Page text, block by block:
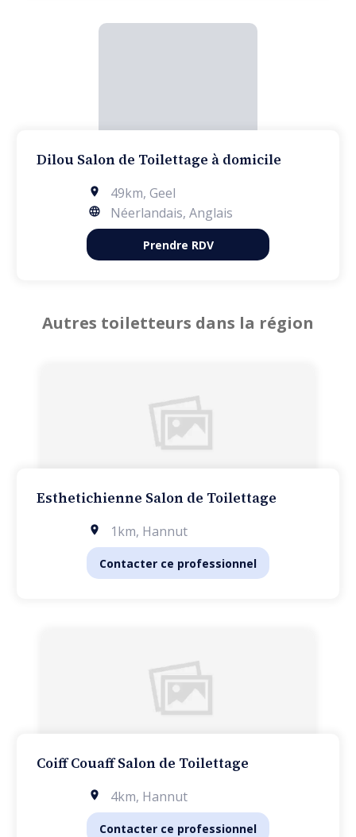
Dilou Salon de Toilettage à domicile
49km, Geel
Néerlandais, Anglais
Prendre RDV
Autres toiletteurs dans la région
Esthetichienne Salon de Toilettage
1km, Hannut
Contacter ce professionnel
Coiff Couaff Salon de Toilettage
4km, Hannut
Contacter ce professionnel